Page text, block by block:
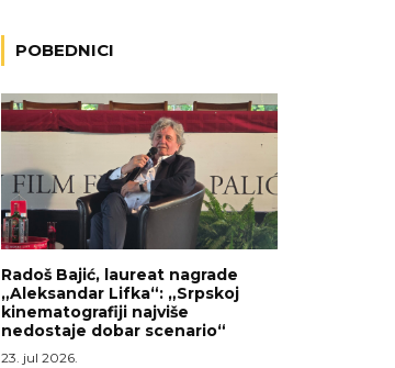
POBEDNICI
Radoš Bajić, laureat nagrade
„Aleksandar Lifka“: „Srpskoj
kinematografiji najviše
nedostaje dobar scenario“
23. jul 2026.